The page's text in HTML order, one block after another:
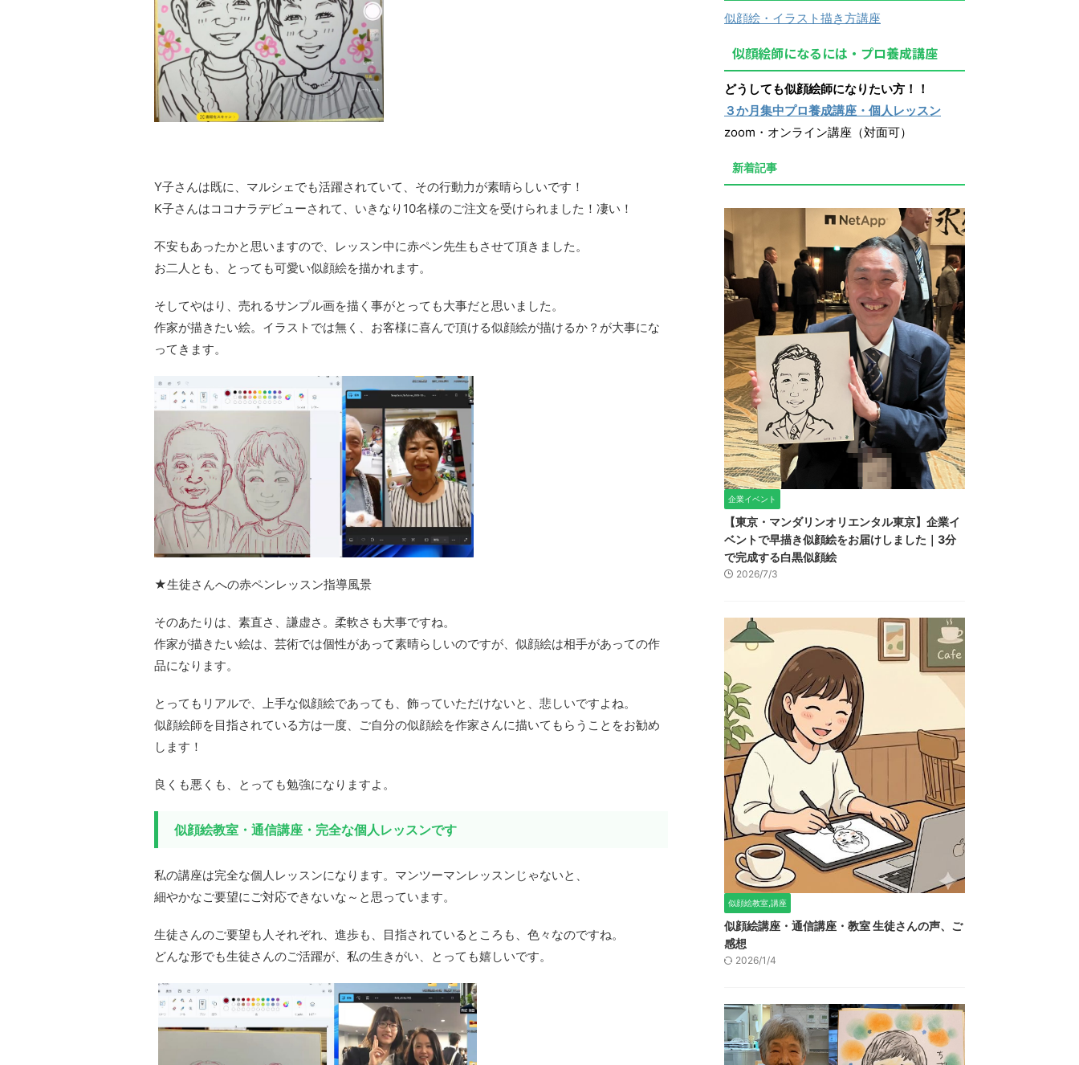
Y子さんは既に、マルシェでも活躍されていて、その行動力が素晴らしいです！
K子さんはココナラデビューされて、いきなり10名様のご注文を受けられました！凄い！
不安もあったかと思いますので、レッスン中に赤ペン先生もさせて頂きました。
お二人とも、とっても可愛い似顔絵を描かれます。
そしてやはり、売れるサンプル画を描く事がとっても大事だと思いました。
作家が描きたい絵。イラストでは無く、お客様に喜んで頂ける似顔絵が描けるか？が大事にな
ってきます。
★生徒さんへの赤ペンレッスン指導風景
そのあたりは、素直さ、謙虚さ。柔軟さも大事ですね。
作家が描きたい絵は、芸術では個性があって素晴らしいのですが、似顔絵は相手があっての作
品になります。
とってもリアルで、上手な似顔絵であっても、飾っていただけないと、悲しいですよね。
似顔絵師を目指されている方は一度、ご自分の似顔絵を作家さんに描いてもらうことをお勧め
します！
良くも悪くも、とっても勉強になりますよ。
似顔絵教室・通信講座・完全な個人レッスンです
私の講座は完全な個人レッスンになります。マンツーマンレッスンじゃないと、
細やかなご要望にご対応できないな～と思っています。
生徒さんのご要望も人それぞれ、進歩も、目指されているところも、色々なのですね。
どんな形でも生徒さんのご活躍が、私の生きがい、とっても嬉しいです。
似顔絵・イラスト描き方講座
似顔絵師になるには・プロ養成講座
どうしても似顔絵師になりたい方！！
３か月集中プロ養成講座・個人レッスン
zoom・オンライン講座（対面可）
新着記事
企業イベント
【東京・マンダリンオリエンタル東京】企業イ
ベントで早描き似顔絵をお届けしました｜3分
で完成する白黒似顔絵
2026/7/3
似顔絵教室,講座
似顔絵講座・通信講座・教室 生徒さんの声、ご
感想
2026/1/4